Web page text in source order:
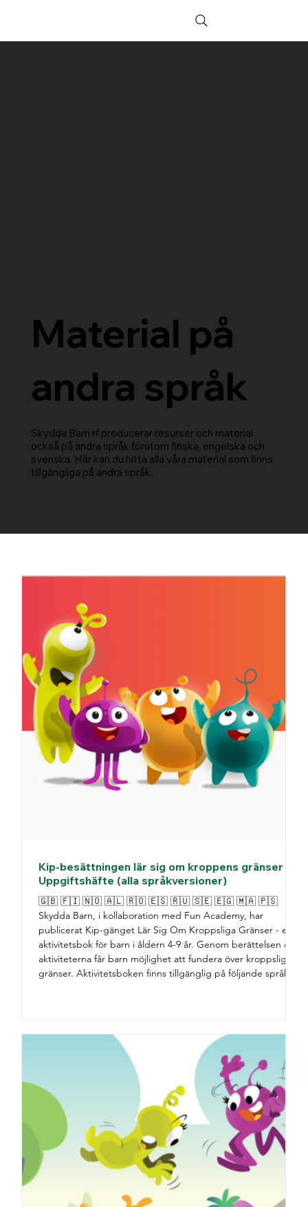
Material på
andra språk
Skydda Barn rf producerar resurser och material
också på andra språk förutom finska, engelska och
svenska. Här kan du hitta alla våra material som finns
tillgängliga på andra språk.
Kip-besättningen lär sig om kroppens gränser -
Uppgiftshäfte (alla språkversioner)
🇬🇧 🇫🇮 🇳🇴 🇦🇱 🇷🇴 🇪🇸 🇷🇺 🇸🇪 🇪🇬 🇲🇦 🇵🇸
Skydda Barn, i kollaboration med Fun Academy, har
publicerat Kip-gänget Lär Sig Om Kroppsliga Gränser - en
aktivitetsbok för barn i åldern 4-9 år. Genom berättelsen och
aktiviteterna får barn möjlighet att fundera över kroppsliga
gränser. Aktivitetsboken finns tillgänglig på följande språk: